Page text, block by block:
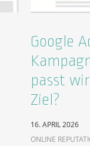
Google
passt
Ziel?
16. APRIL 2026
ONLINE